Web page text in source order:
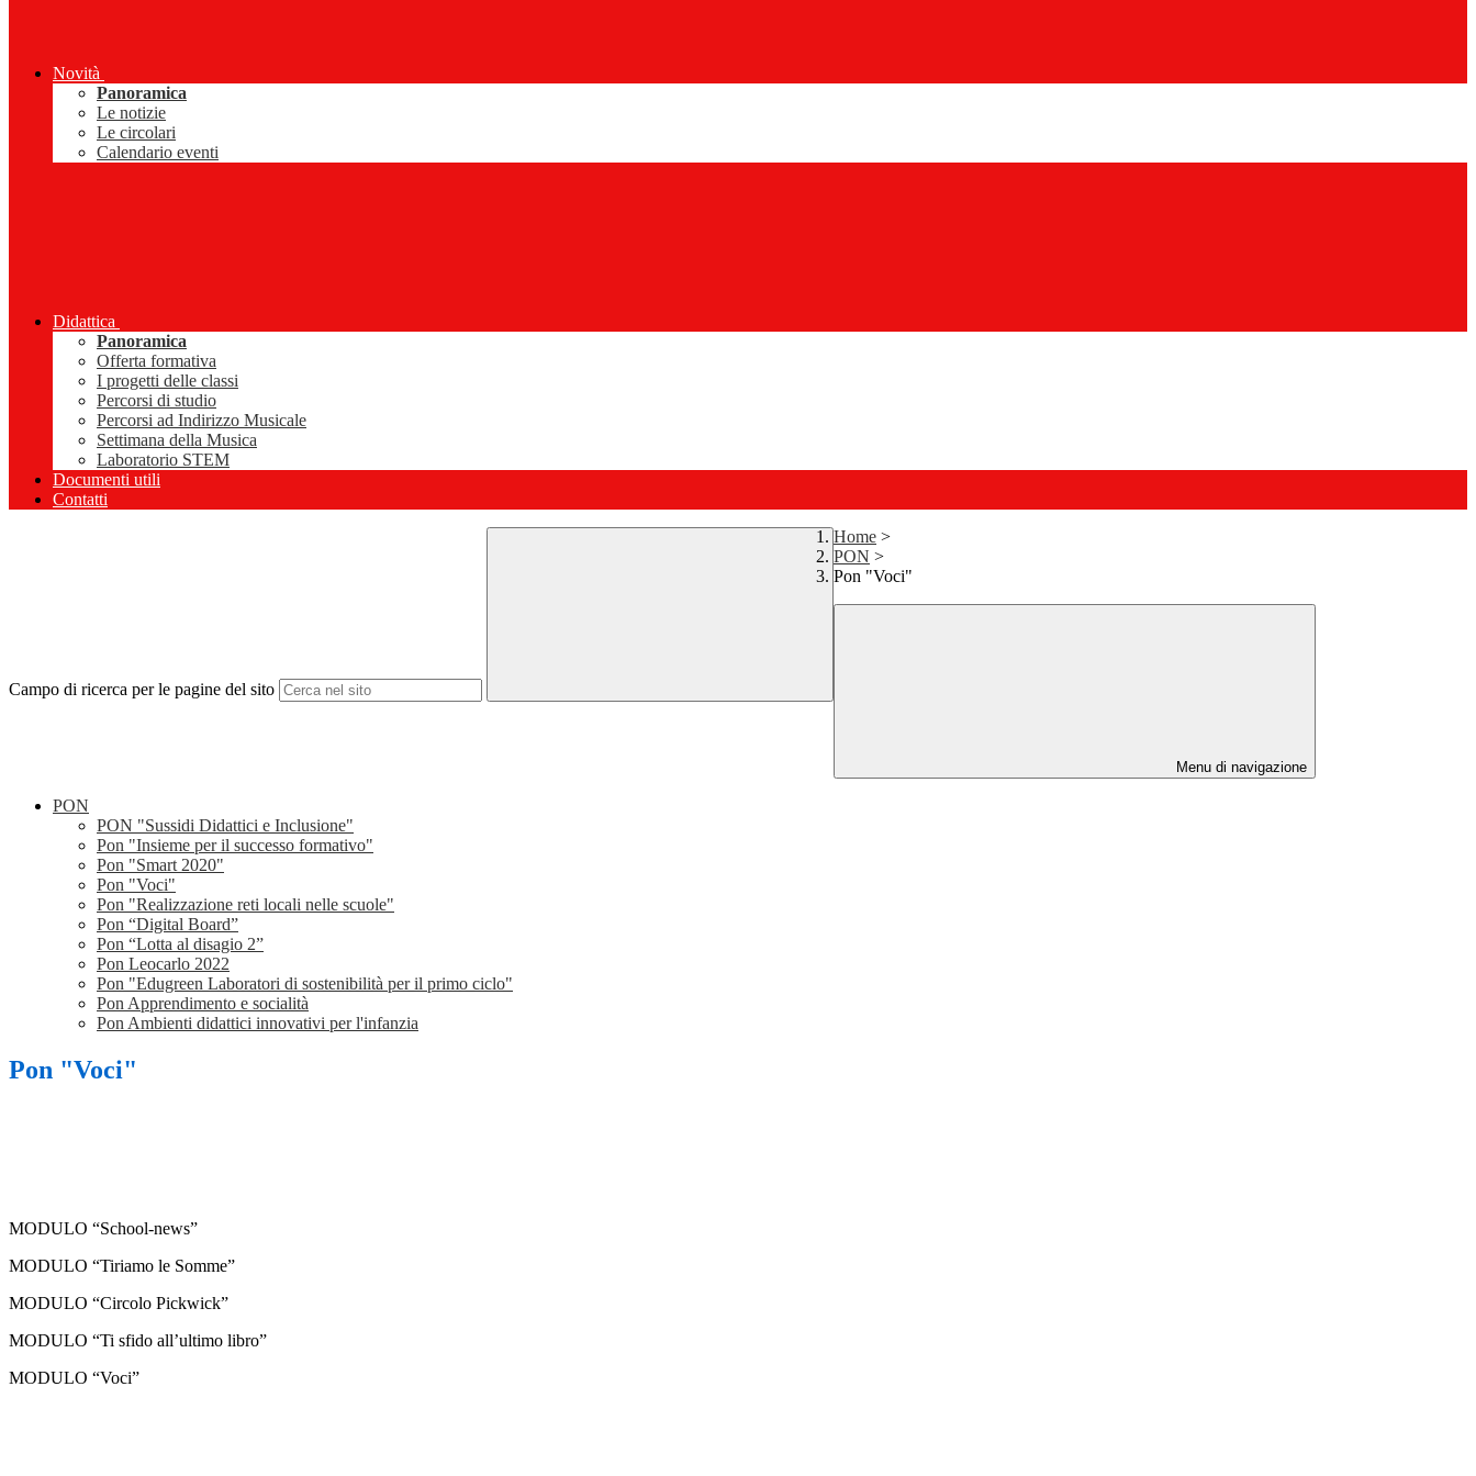
Novità
Panoramica
Le notizie
Le circolari
Calendario eventi
Didattica
Panoramica
Offerta formativa
I progetti delle classi
Percorsi di studio
Percorsi ad Indirizzo Musicale
Settimana della Musica
Laboratorio STEM
Documenti utili
Contatti
Campo di ricerca per le pagine del sito
Home >
PON >
Pon "Voci"
Menu di navigazione
PON
PON "Sussidi Didattici e Inclusione"
Pon "Insieme per il successo formativo"
Pon "Smart 2020"
Pon "Voci"
Pon "Realizzazione reti locali nelle scuole"
Pon “Digital Board”
Pon “Lotta al disagio 2”
Pon Leocarlo 2022
Pon "Edugreen Laboratori di sostenibilità per il primo ciclo"
Pon Apprendimento e socialità
Pon Ambienti didattici innovativi per l'infanzia
Pon "Voci"
MODULO “School-news”
MODULO “Tiriamo le Somme”
MODULO “Circolo Pickwick”
MODULO “Ti sfido all’ultimo libro”
MODULO “Voci”